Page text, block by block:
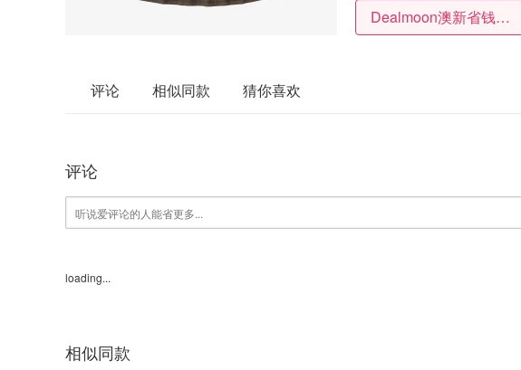
Dealmoon澳新省钱快报
评论 相似同款 猜你喜欢
评论
loading...
相似同款